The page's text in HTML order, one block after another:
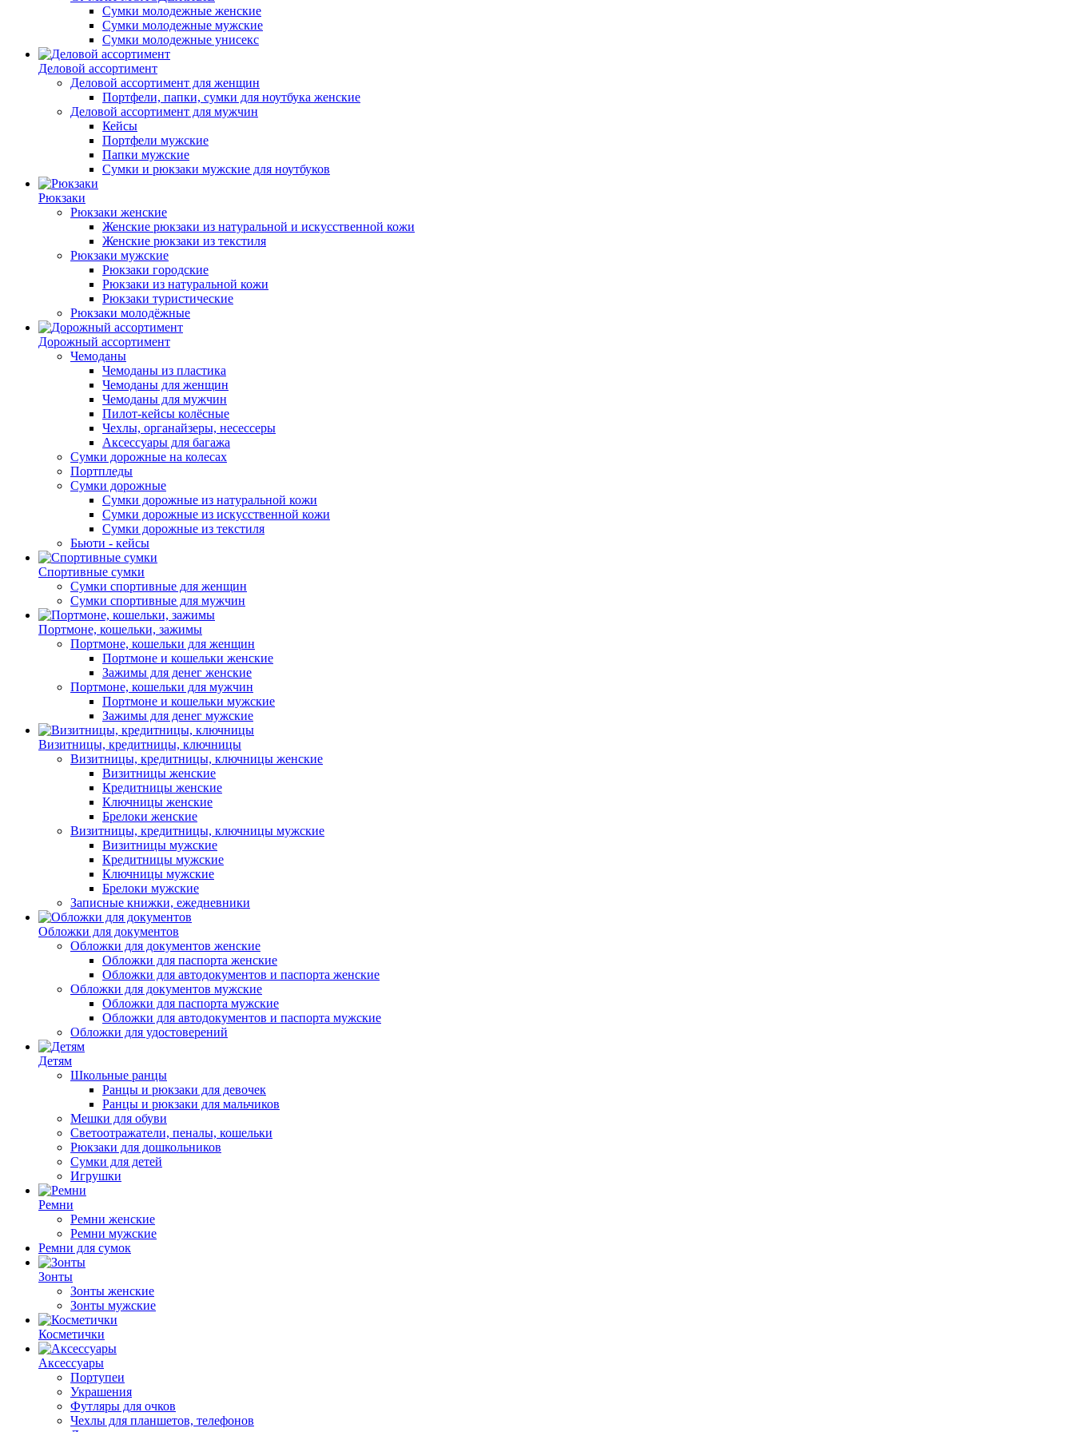
Сумки молодежные женские
Сумки молодежные мужские
Сумки молодежные унисекс
Деловой ассортимент
Деловой ассортимент для женщин
Портфели, папки, сумки для ноутбука женские
Деловой ассортимент для мужчин
Кейсы
Портфели мужские
Папки мужские
Сумки и рюкзаки мужские для ноутбуков
Рюкзаки
Рюкзаки женские
Женские рюкзаки из натуральной и искусственной кожи
Женские рюкзаки из текстиля
Рюкзаки мужские
Рюкзаки городские
Рюкзаки из натуральной кожи
Рюкзаки туристические
Рюкзаки молодёжные
Дорожный ассортимент
Чемоданы
Чемоданы из пластика
Чемоданы для женщин
Чемоданы для мужчин
Пилот-кейсы колёсные
Чехлы, органайзеры, несессеры
Аксессуары для багажа
Сумки дорожные на колесах
Портпледы
Сумки дорожные
Сумки дорожные из натуральной кожи
Сумки дорожные из искусственной кожи
Сумки дорожные из текстиля
Бьюти - кейсы
Спортивные сумки
Сумки спортивные для женщин
Сумки спортивные для мужчин
Портмоне, кошельки, зажимы
Портмоне, кошельки для женщин
Портмоне и кошельки женские
Зажимы для денег женские
Портмоне, кошельки для мужчин
Портмоне и кошельки мужские
Зажимы для денег мужские
Визитницы, кредитницы, ключницы
Визитницы, кредитницы, ключницы женские
Визитницы женские
Кредитницы женские
Ключницы женские
Брелоки женские
Визитницы, кредитницы, ключницы мужские
Визитницы мужские
Кредитницы мужские
Ключницы мужские
Брелоки мужские
Записные книжки, ежедневники
Обложки для документов
Обложки для документов женские
Обложки для паспорта женские
Обложки для автодокументов и паспорта женские
Обложки для документов мужские
Обложки для паспорта мужские
Обложки для автодокументов и паспорта мужские
Обложки для удостоверений
Детям
Школьные ранцы
Ранцы и рюкзаки для девочек
Ранцы и рюкзаки для мальчиков
Мешки для обуви
Светоотражатели, пеналы, кошельки
Рюкзаки для дошкольников
Сумки для детей
Игрушки
Ремни
Ремни женские
Ремни мужские
Ремни для сумок
Зонты
Зонты женские
Зонты мужские
Косметички
Аксессуары
Портупеи
Украшения
Футляры для очков
Чехлы для планшетов, телефонов